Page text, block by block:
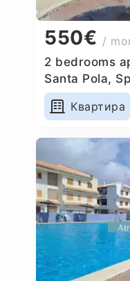
550€ /
2 bedrooms
Santa Pola,
Квартира